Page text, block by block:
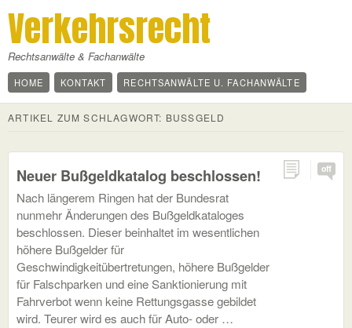
Verkehrsrecht
Rechtsanwälte & Fachanwälte
HOME KONTAKT RECHTSANWÄLTE U. FACHANWÄLTE
ARTIKEL ZUM SCHLAGWORT: BUSSGELD
off
Neuer Bußgeldkatalog beschlossen!
Nach längerem Ringen hat der Bundesrat
nunmehr Änderungen des Bußgeldkataloges
beschlossen. Dieser beinhaltet im wesentlichen
höhere Bußgelder für
Geschwindigkeitübertretungen, höhere Bußgelder
für Falschparken und eine Sanktionierung mit
Fahrverbot wenn keine Rettungsgasse gebildet
wird. Teurer wird es auch für Auto- oder …